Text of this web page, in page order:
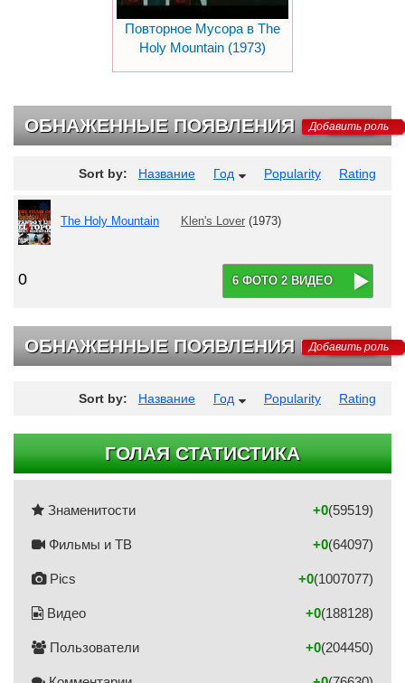
Повторное Мусора в The
Holy Mountain (1973)
ОБНАЖЕННЫЕ ПОЯВЛЕНИЯ Добавить роль
Sort by: Название Год Popularity Rating
The Holy Mountain Klen's Lover (1973)
6 ФОТО 2 ВИДЕО
0
ОБНАЖЕННЫЕ ПОЯВЛЕНИЯ НА ТВ
Добавить роль
Sort by: Название Год Popularity Rating
ГОЛАЯ СТАТИСТИКА
Знаменитости (59519)
+0
Фильмы и ТВ (64097)
+0
Pics (1007077)
+0
Видео (188128)
+0
Пользователи (204450)
+0